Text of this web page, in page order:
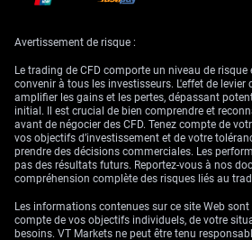
Stratégie de
perspective
Dans les semaines à venir, nous cherchons à
vente (puts) avec des prix d’exercice sous 58
mouvement potentiel vers la zone de support
récente sous le seuil critique des 60 $ suggère
la main. Cette stratégie offre un moyen à
en faveur de la poursuite attendue de la
PCE (dépenses de consommation
étonnamment faible pourrait déclencher un
Avertissement de risque :
Le trading de CFD comporte un niveau de risque
convenir à tous les investisseurs. L'effet de levier
amplifier les gains et les pertes, dépassant
initial. Il est crucial de bien comprendre et
avant de négocier des CFD. Tenez compte de
vos objectifs d’investissement et de votre
prendre des décisions commerciales. Les
pas des résultats futurs. Reportez-vous à nos
compréhension complète des risques liés au
Les informations contenues sur ce site Web
compte de vos objectifs individuels, de votre
besoins. VT Markets ne peut être tenu